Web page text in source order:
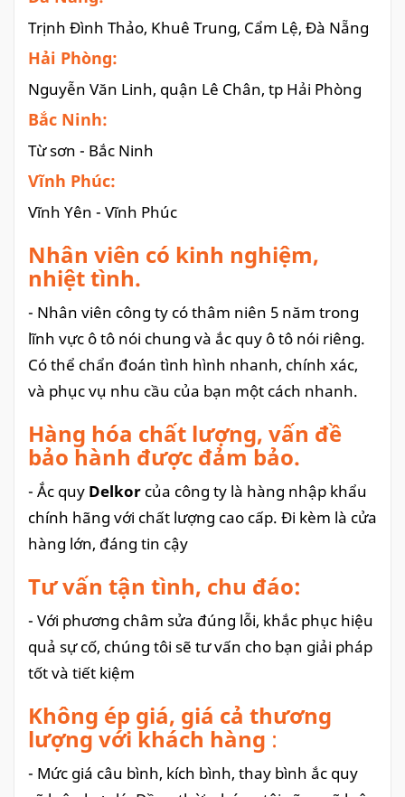
Trịnh Đình Thảo, Khuê Trung, Cẩm Lệ, Đà Nẵng
Hải Phòng:
Nguyễn Văn Linh, quận Lê Chân, tp Hải Phòng
Bắc Ninh:
Từ sơn - Bắc Ninh
Vĩnh Phúc:
Vĩnh Yên - Vĩnh Phúc
Nhân viên có kinh nghiệm,
nhiệt tình.
- Nhân viên công ty có thâm niên 5 năm trong
lĩnh vực ô tô nói chung và ắc quy ô tô nói riêng.
Có thể chẩn đoán tình hình nhanh, chính xác,
và phục vụ nhu cầu của bạn một cách nhanh.
Hàng hóa chất lượng, vấn đề
bảo hành được đảm bảo.
- Ắc quy Delkor của công ty là hàng nhập khẩu
chính hãng với chất lượng cao cấp. Đi kèm là cửa
hàng lớn, đáng tin cậy
Tư vấn tận tình, chu đáo:
- Với phương châm sửa đúng lỗi, khắc phục hiệu
quả sự cố, chúng tôi sẽ tư vấn cho bạn giải pháp
tốt và tiết kiệm
Không ép giá, giá cả thương
lượng với khách hàng :
- Mức giá câu bình, kích bình, thay bình ắc quy